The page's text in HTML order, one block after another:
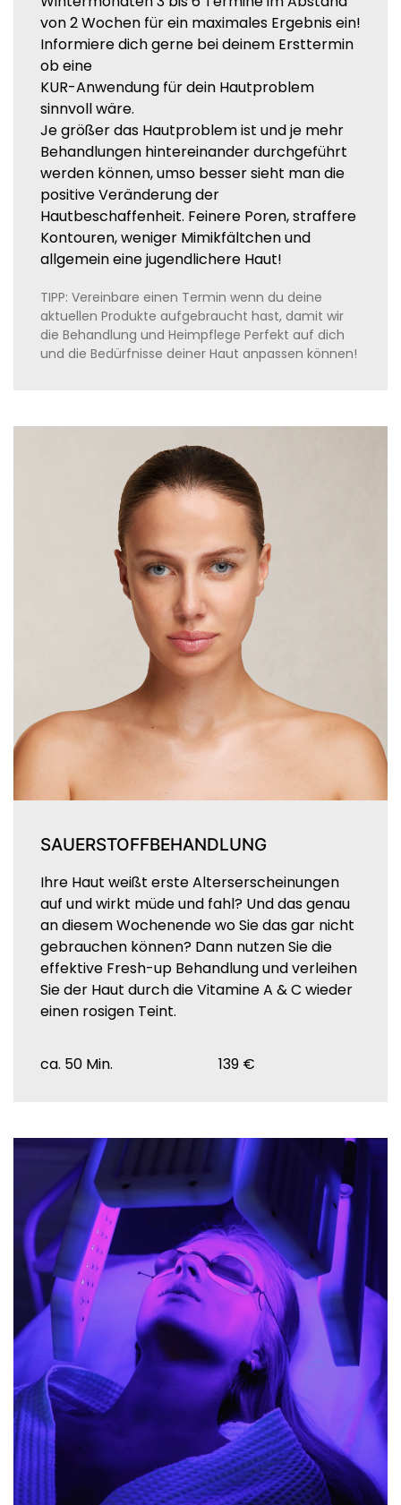
von 2 Wochen für ein maximales Ergebnis ein!
Informiere dich gerne bei deinem Ersttermin
ob eine
KUR-Anwendung für dein Hautproblem
sinnvoll wäre.
Je größer das Hautproblem ist und je mehr
Behandlungen hintereinander durchgeführt
werden können, umso besser sieht man die
positive Veränderung der
Hautbeschaffenheit. Feinere Poren, straffere
Kontouren, weniger Mimikfältchen und
allgemein eine jugendlichere Haut!
TIPP: Vereinbare einen Termin wenn du deine
aktuellen Produkte aufgebraucht hast, damit wir
die Behandlung und Heimpflege Perfekt auf dich
und die Bedürfnisse deiner Haut anpassen können!
SAUERSTOFFBEHANDLUNG
Ihre Haut weißt erste Alterserscheinungen
auf und wirkt müde und fahl? Und das genau
an diesem Wochenende wo Sie das gar nicht
gebrauchen können? Dann nutzen Sie die
effektive Fresh-up Behandlung und verleihen
Sie der Haut durch die Vitamine A & C wieder
einen rosigen Teint.
ca. 50 Min. 139 €